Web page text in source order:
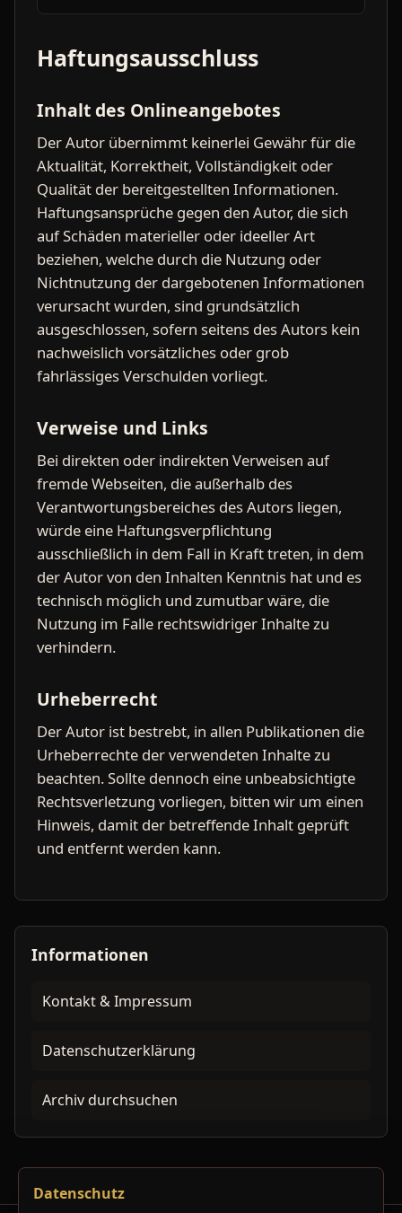
Haftungsausschluss
Inhalt des Onlineangebotes
Der Autor übernimmt keinerlei Gewähr für die
Aktualität, Korrektheit, Vollständigkeit oder
Qualität der bereitgestellten Informationen.
Haftungsansprüche gegen den Autor, die sich
auf Schäden materieller oder ideeller Art
beziehen, welche durch die Nutzung oder
Nichtnutzung der dargebotenen Informationen
verursacht wurden, sind grundsätzlich
ausgeschlossen, sofern seitens des Autors kein
nachweislich vorsätzliches oder grob
fahrlässiges Verschulden vorliegt.
Verweise und Links
Bei direkten oder indirekten Verweisen auf
fremde Webseiten, die außerhalb des
Verantwortungsbereiches des Autors liegen,
würde eine Haftungsverpflichtung
ausschließlich in dem Fall in Kraft treten, in dem
der Autor von den Inhalten Kenntnis hat und es
technisch möglich und zumutbar wäre, die
Nutzung im Falle rechtswidriger Inhalte zu
verhindern.
Urheberrecht
Der Autor ist bestrebt, in allen Publikationen die
Urheberrechte der verwendeten Inhalte zu
beachten. Sollte dennoch eine unbeabsichtigte
Rechtsverletzung vorliegen, bitten wir um einen
Hinweis, damit der betreffende Inhalt geprüft
und entfernt werden kann.
Informationen
Kontakt & Impressum
Datenschutzerklärung
Archiv durchsuchen
Datenschutz